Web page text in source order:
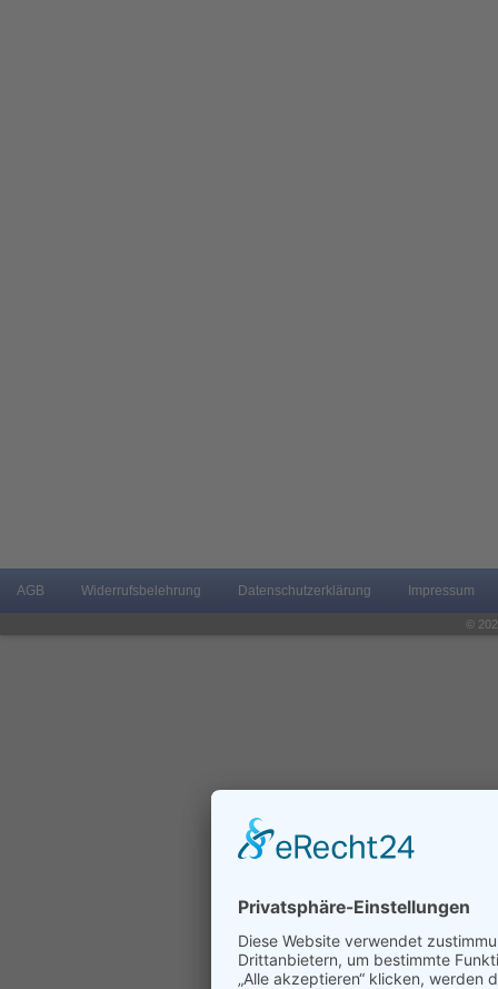
AGB Widerrufsbelehrung Datenschutzerklärung Impressum
©